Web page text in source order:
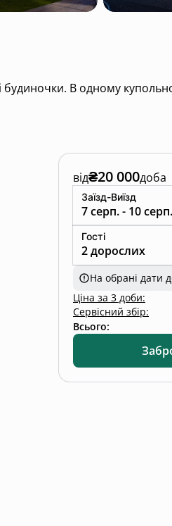
будиночки. В одному
пінг-понг, професійний
від₴20 000доба
Заїзд-Виїзд
7 серп. - 10 серп.
Гості
2 дорослих
На обрані дати
Ціна за 3 доби:
Сервісний збір:
Всього: